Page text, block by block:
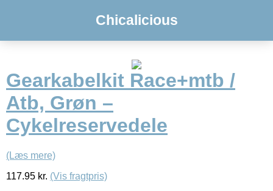
Chicalicious
Gearkabelkit Race+mtb /
Atb, Grøn –
Cykelreservedele
(Læs mere)
117.95 kr. (Vis fragtpris)